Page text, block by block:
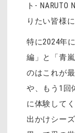
ト- NARUTO
りたい皆様
特に2024年
編」と「青
のはこれが
や、もう1回
に体験して
出かけシーズ